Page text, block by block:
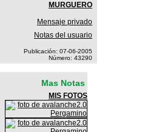
MURGUERO
Mensaje privado
Notas del usuario
Publicación: 07-06-2005
Número: 43290
Mas Notas
MIS FOTOS